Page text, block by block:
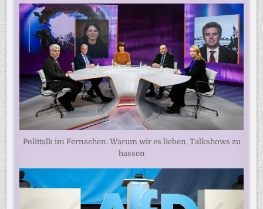
Polittalk im Fernsehen: Warum wir es lieben, Talkshows zu
hassen